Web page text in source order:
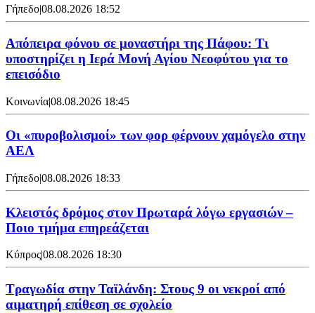
Γήπεδο|08.08.2026 18:52
Απόπειρα φόνου σε μοναστήρι της Πάφου: Τι
υποστηρίζει η Ιερά Μονή Αγίου Νεοφύτου για το
επεισόδιο
Κοινωνία|08.08.2026 18:45
Οι «πυροβολισμοί» των φορ φέρνουν χαμόγελο στην
ΑΕΛ
Γήπεδο|08.08.2026 18:33
Κλειστός δρόμος στον Πρωταρά λόγω εργασιών –
Ποιο τμήμα επηρεάζεται
Κύπρος|08.08.2026 18:30
Τραγωδία στην Ταϊλάνδη: Στους 9 οι νεκροί από
αιματηρή επίθεση σε σχολείο